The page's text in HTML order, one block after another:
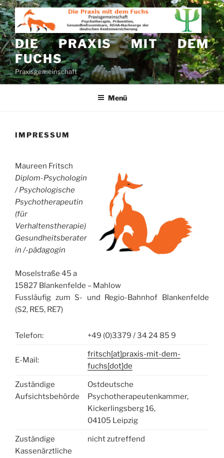
Zum
Inhalt
springen
DIE PRAXIS MIT DEM
FUCHS
Praxisgemeinschaft
Menü
IMPRESSUM
Maureen Fritsch
Diplom-Psychologin
/ Psychologische
Psychotherapeutin
(für
Verhaltenstherapie)
Gesundheitsberater
in /-pädagogin
Moselstraße 45 a
15827 Blankenfelde – Mahlow
Fussläufig zum S- und Regio-Bahnhof Blankenfelde
(S2, RE5, RE7)
Telefon: +49 (0)3379 / 34 24 85 9
E-Mail:
fritsch[at]praxis-mit-dem-
fuchs[dot]de
Zuständige
Aufsichtsbehörde
Ostdeutsche
Psychotherapeutenkammer,
Kickerlingsberg 16,
04105 Leipzig
Zuständige
Kassenärztliche
nicht zutreffend